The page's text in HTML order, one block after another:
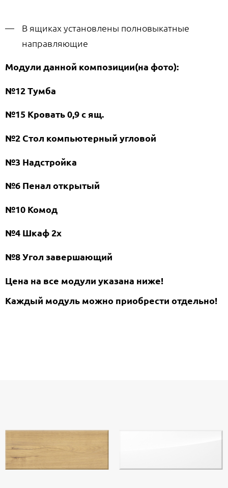
В ящиках установлены полновыкатные
направляющие
Модули данной композиции(на фото):
№12 Тумба
№15 Кровать 0,9 с ящ.
№2 Стол компьютерный угловой
№3 Надстройка
№6 Пенал открытый
№10 Комод
№4 Шкаф 2х
№8 Угол завершающий
Цена на все модули указана ниже!
Каждый модуль можно приобрести отдельно!